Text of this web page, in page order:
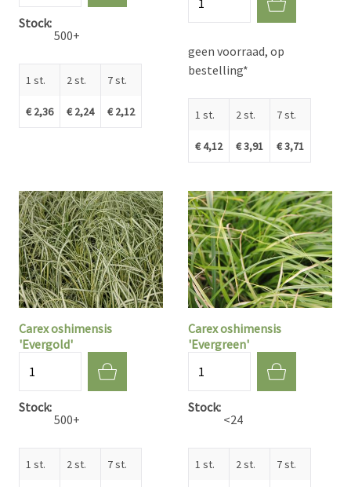
Stock
500+
1 st.
€ 2,36
2 st.
€ 2,24
7 st.
€ 2,12
geen voorraad, op
bestelling*
1 st.
€ 4,12
2 st.
€ 3,91
7 st.
€ 3,71
Carex oshimensis
'Evergold'
Stock
500+
1 st. 2 st. 7 st.
Carex oshimensis
'Evergreen'
Stock
<24
1 st. 2 st. 7 st.